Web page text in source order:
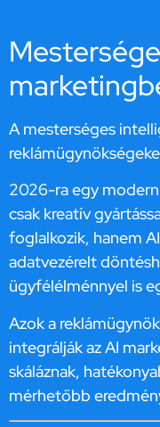
A mesterséges
2026-ra egy
csak kreatív
foglalkozik, hanem
adatvezérelt
ügyfélélménnyel is
Azok a
integrálják az AI
skáláznak,
mérhetőbb